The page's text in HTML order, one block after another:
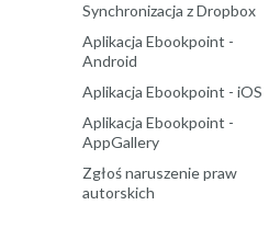
Synchronizacja z Dropbox
Aplikacja Ebookpoint -
Android
Aplikacja Ebookpoint - iOS
Aplikacja Ebookpoint -
AppGallery
Zgłoś naruszenie praw
autorskich